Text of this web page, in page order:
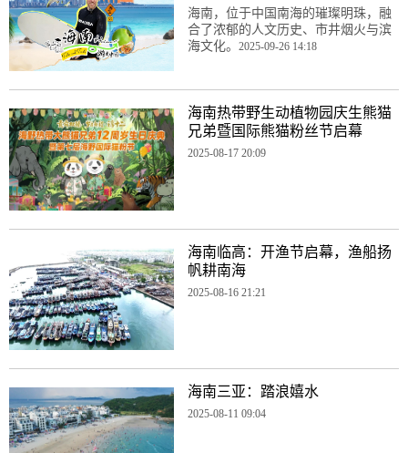
海南，位于中国南海的璀璨明珠，融
合了浓郁的人文历史、市井烟火与滨
海文化。 2025-09-26 14:18
海南热带野生动植物园庆生熊猫
兄弟暨国际熊猫粉丝节启幕
2025-08-17 20:09
海南临高：开渔节启幕，渔船扬
帆耕南海
2025-08-16 21:21
海南三亚：踏浪嬉水
2025-08-11 09:04